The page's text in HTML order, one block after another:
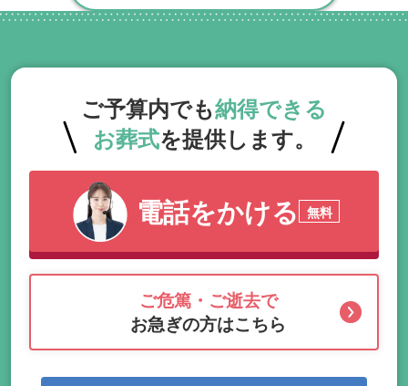
ご予算内でも納得できる
お葬式を提供します。
電話をかける 無料
ご危篤・ご逝去で
お急ぎの方はこちら